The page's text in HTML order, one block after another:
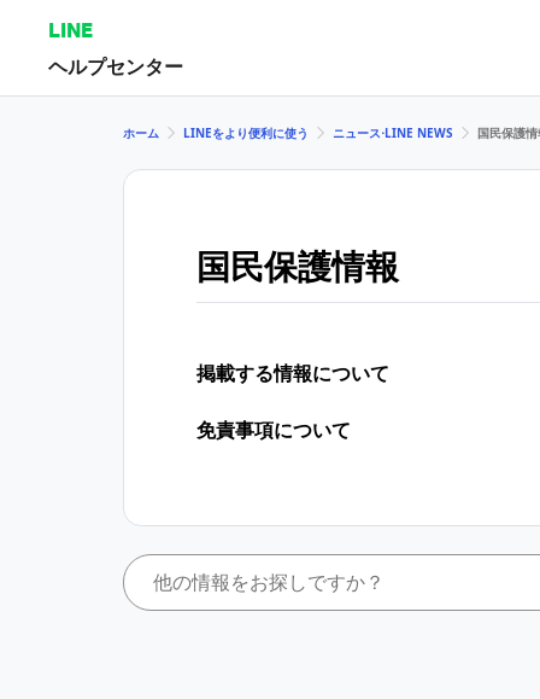
LINE
ヘルプセンター
ホーム LINEをより便利に使う ニュース⋅LINE NEWS 国民保護
国民保護情報
掲載する情報について
免責事項について